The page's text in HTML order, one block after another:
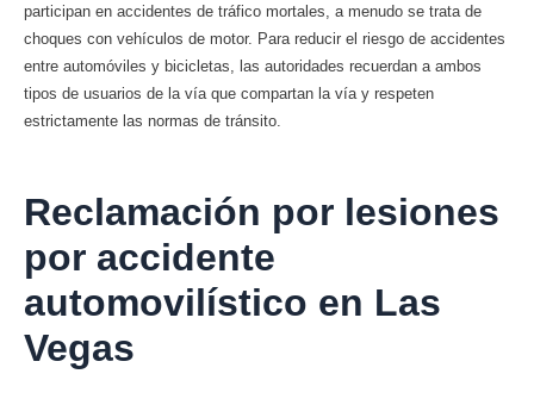
participan en accidentes de tráfico mortales, a menudo se trata de
choques con vehículos de motor. Para reducir el riesgo de accidentes
entre automóviles y bicicletas, las autoridades recuerdan a ambos
tipos de usuarios de la vía que compartan la vía y respeten
estrictamente las normas de tránsito.
Reclamación por lesiones
por accidente
automovilístico en Las
Vegas